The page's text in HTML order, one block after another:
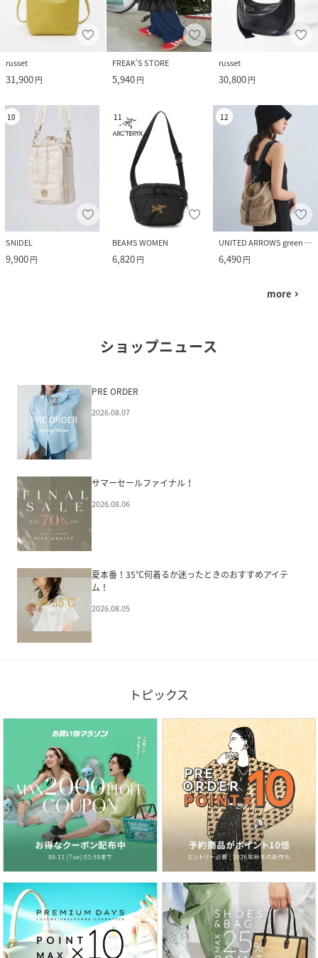
russet
31,900円
FREAK’S STORE
5,940円
russet
30,800円
10
SNIDEL
9,900円
11
BEAMS WOMEN
6,820円
12
UNITED ARROWS green label relaxing
6,490円
more navigate_next
ショップニュース
PRE ORDER
2026.08.07
サマーセールファイナル！
2026.08.06
夏本番！35℃何着るか迷ったときのおすすめアイテ
ム！
2026.08.05
トピックス